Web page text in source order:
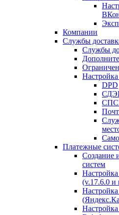
Компании
Службы
Службы
DPD
Платежные
Создание
систем
(v.17.6.0